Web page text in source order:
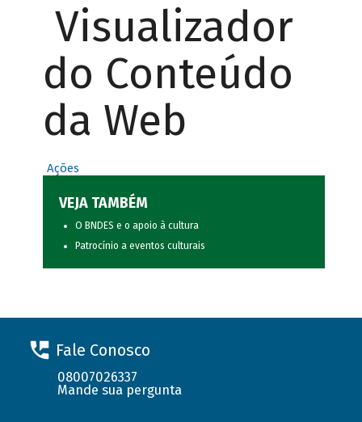
Visualizador
do Conteúdo
da Web
Ações
VEJA TAMBÉM
O BNDES e o apoio à cultura
Patrocínio a eventos culturais
Fale Conosco
08007026337
Mande sua pergunta